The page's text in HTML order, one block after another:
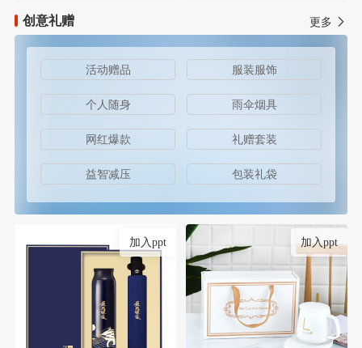
创意礼赠
更多
活动赠品 服装服饰
个人随身 雨伞烟具
网红爆款 礼赠套装
益智减压 包装礼袋
加入ppt 加入ppt